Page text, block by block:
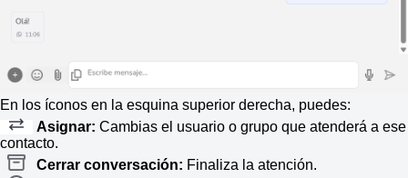
En los íconos en la esquina superior derecha, puedes:
Asignar: Cambias el usuario o grupo que atenderá a ese
contacto.
Cerrar conversación: Finaliza la atención.